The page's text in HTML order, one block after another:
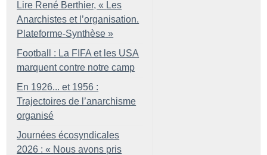
Lire René Berthier, « Les
Anarchistes et l’organisation.
Plateforme-Synthèse »
Football : La FIFA et les USA
marquent contre notre camp
En 1926... et 1956 :
Trajectoires de l’anarchisme
organisé
Journées écosyndicales
2026 : « Nous avons pris